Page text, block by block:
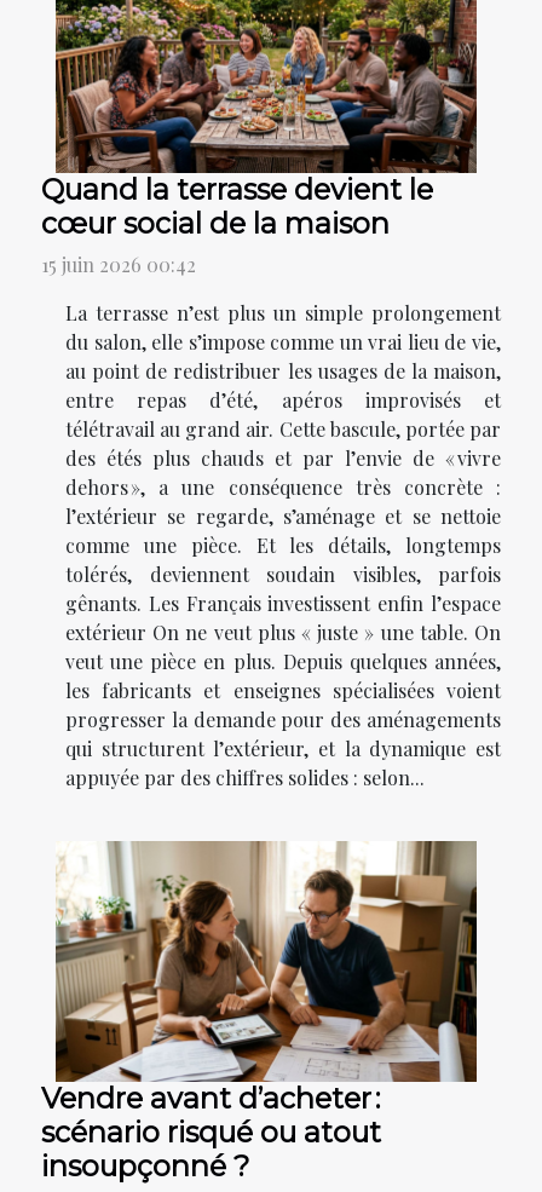
Quand la terrasse devient le
cœur social de la maison
15 juin 2026 00:42
La terrasse n’est plus un simple prolongement
du salon, elle s’impose comme un vrai lieu de vie,
au point de redistribuer les usages de la maison,
entre repas d’été, apéros improvisés et
télétravail au grand air. Cette bascule, portée par
des étés plus chauds et par l’envie de « vivre
dehors », a une conséquence très concrète :
l’extérieur se regarde, s’aménage et se nettoie
comme une pièce. Et les détails, longtemps
tolérés, deviennent soudain visibles, parfois
gênants. Les Français investissent enfin l’espace
extérieur On ne veut plus « juste » une table. On
veut une pièce en plus. Depuis quelques années,
les fabricants et enseignes spécialisées voient
progresser la demande pour des aménagements
qui structurent l’extérieur, et la dynamique est
appuyée par des chiffres solides : selon...
Vendre avant d’acheter :
scénario risqué ou atout
insoupçonné ?